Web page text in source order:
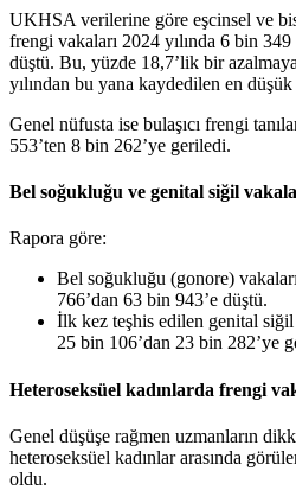
UKHSA verilerine göre eşcinsel ve
frengi vakaları 2024 yılında 6 bin
düştü. Bu, yüzde 18,7’lik bir
yılından bu yana kaydedilen en
Genel nüfusta ise bulaşıcı frengi
553’ten 8 bin 262’ye geriledi.
Bel soğukluğu ve genital siğil
Rapora göre:
Bel soğukluğu (gonore)
766’dan 63 bin 943’e düştü.
İlk kez teşhis edilen genital
25 bin 106’dan 23 bin 282’ye
Heteroseksüel kadınlarda frengi
Genel düşüşe rağmen uzmanların
heteroseksüel kadınlar arasında
oldu.